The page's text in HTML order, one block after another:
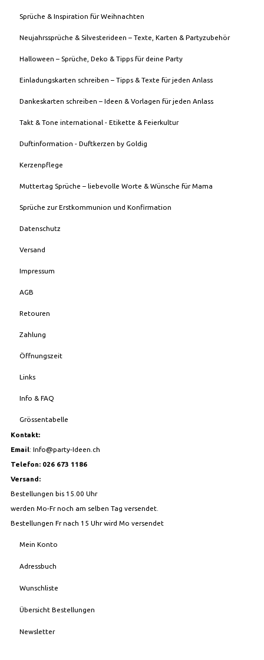
Sprüche & Inspiration für Weihnachten
Neujahrssprüche & Silvesterideen – Texte, Karten & Partyzubehör
Halloween – Sprüche, Deko & Tipps für deine Party
Einladungskarten schreiben – Tipps & Texte für jeden Anlass
Dankeskarten schreiben – Ideen & Vorlagen für jeden Anlass
Takt & Tone international - Etikette & Feierkultur
Duftinformation - Duftkerzen by Goldig
Kerzenpflege
Muttertag Sprüche – liebevolle Worte & Wünsche für Mama
Sprüche zur Erstkommunion und Konfirmation
Datenschutz
Versand
Impressum
AGB
Retouren
Zahlung
Öffnungszeit
Links
Info & FAQ
Grössentabelle
Kontakt:
Email: Info@party-Ideen.ch
Telefon: 026 673 1186
Versand:
Bestellungen bis 15.00 Uhr
werden Mo-Fr noch am selben Tag versendet.
Bestellungen Fr nach 15 Uhr wird Mo versendet
Mein Konto
Adressbuch
Wunschliste
Übersicht Bestellungen
Newsletter